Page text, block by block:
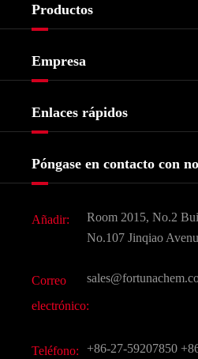
Productos
Bioquímico
Agroquímicos e intermedios
Ingredientes Cosméticos
Sabores y fragancias
CAS químico
Todos los productos químicos
Empresa
Historia de la empresa
Enlaces rápidos
Preguntas frecuentes (FAQ)
Póngase en contacto con
Añadir:
Room 2015, No.2
No.107 Jinqiao
Correo
electrónico:
Teléfono: +86-27-59207850